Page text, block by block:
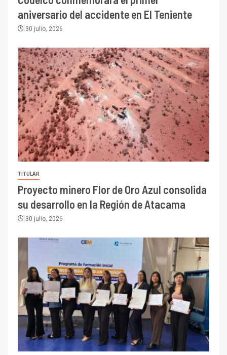
aniversario del accidente en El Teniente
30 julio, 2026
TITULAR
Proyecto minero Flor de Oro Azul consolida
su desarrollo en la Región de Atacama
30 julio, 2026